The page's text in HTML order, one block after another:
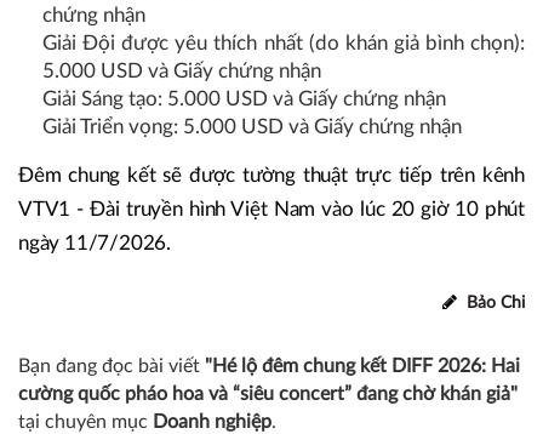
chứng nhận
Giải Đội được yêu thích nhất (do khán giả bình chọn):
5.000 USD và Giấy chứng nhận
Giải Sáng tạo: 5.000 USD và Giấy chứng nhận
Giải Triển vọng: 5.000 USD và Giấy chứng nhận
Đêm chung kết sẽ được tường thuật trực tiếp trên kênh
VTV1 - Đài truyền hình Việt Nam vào lúc 20 giờ 10 phút
ngày 11/7/2026.
Bảo Chi
Bạn đang đọc bài viết "Hé lộ đêm chung kết DIFF 2026: Hai
cường quốc pháo hoa và “siêu concert” đang chờ khán giả"
tại chuyên mục Doanh nghiệp.